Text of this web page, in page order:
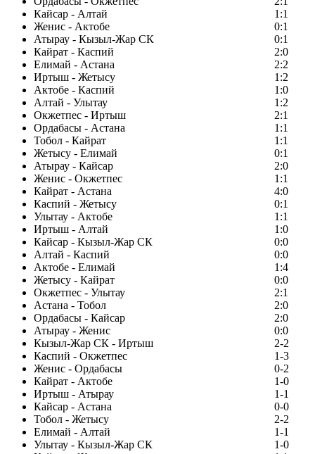
Кайсар - Алтай
1:1
Женис - Актобе
0:1
Атырау - Кызыл-Жар СК
0:1
Кайрат - Каспий
2:0
Елимай - Астана
2:2
Иртыш - Жетысу
1:2
Актобе - Каспий
1:0
Алтай - Улытау
1:2
Окжетпес - Иртыш
2:1
Ордабасы - Астана
1:1
Тобол - Кайрат
1:1
Жетысу - Елимай
0:1
Атырау - Кайсар
2:0
Женис - Окжетпес
1:1
Кайрат - Астана
4:0
Каспий - Жетысу
0:1
Улытау - Актобе
1:1
Иртыш - Алтай
1:0
Кайсар - Кызыл-Жар СК
0:0
Алтай - Каспий
0:0
Актобе - Елимай
1:4
Жетысу - Кайрат
0:0
Окжетпес - Улытау
2:1
Астана - Тобол
2:0
Ордабасы - Кайсар
2:0
Атырау - Женис
0:0
Кызыл-Жар СК - Иртыш
2-2
Каспий - Окжетпес
1-3
Женис - Ордабасы
0-2
Кайрат - Актобе
1-0
Иртыш - Атырау
1-1
Кайсар - Астана
0-0
Тобол - Жетысу
2-2
Елимай - Алтай
1-1
Улытау - Кызыл-Жар СК
1-0